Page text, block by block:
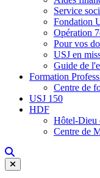
Service
Fondation
Opération
Pour vos
USJ en
Guide de
Formation
Centre de
USJ 150
HDF
Hôtel-Dieu
Centre de